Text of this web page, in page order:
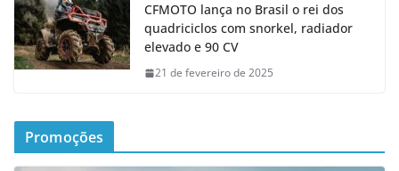
CFMOTO lança no Brasil o rei dos
quadriciclos com snorkel, radiador
elevado e 90 CV
21 de fevereiro de 2025
Promoções